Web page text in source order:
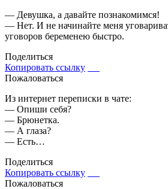
— Девушка, а давайте познакомимся!
— Нет. И не начинайте меня
уговоров беременею быстро.
Поделиться
Копировать ссылку
Пожаловаться
Из интернет переписки в чате:
— Опиши себя?
— Брюнетка.
— А глаза?
— Есть…
Поделиться
Копировать ссылку
Пожаловаться